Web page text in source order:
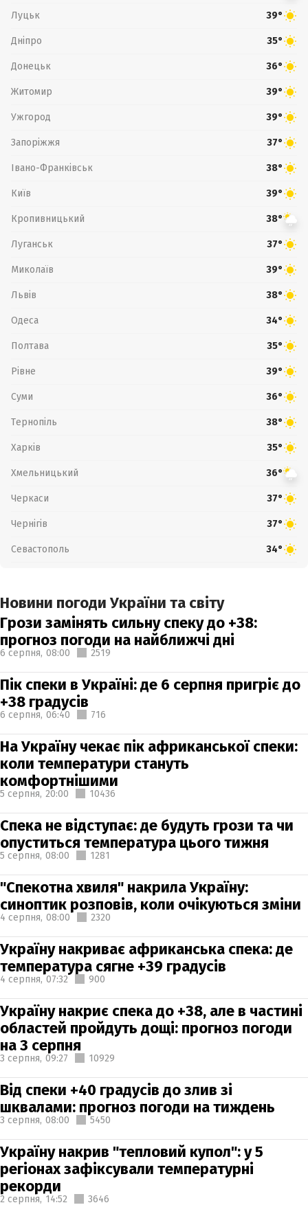
Луцьк 39°
Дніпро 35°
Донецьк 36°
Житомир 39°
Ужгород 39°
Запоріжжя 37°
Івано-Франківськ 38°
Київ 39°
Кропивницький 38°
Луганськ 37°
Миколаїв 39°
Львів 38°
Одеса 34°
Полтава 35°
Рівне 39°
Суми 36°
Тернопіль 38°
Харків 35°
Хмельницький 36°
Черкаси 37°
Чернігів 37°
Севастополь 34°
Новини погоди України та світу
Грози замінять сильну спеку до +38:
прогноз погоди на найближчі дні
6 серпня, 08:00 2519
Пік спеки в Україні: де 6 серпня пригріє до
+38 градусів
6 серпня, 06:40 716
На Україну чекає пік африканської спеки:
коли температури стануть
комфортнішими
5 серпня, 20:00 10436
Спека не відступає: де будуть грози та чи
опуститься температура цього тижня
5 серпня, 08:00 1281
"Спекотна хвиля" накрила Україну:
синоптик розповів, коли очікуються зміни
4 серпня, 08:00 2320
Україну накриває африканська спека: де
температура сягне +39 градусів
4 серпня, 07:32 900
Україну накриє спека до +38, але в частині
областей пройдуть дощі: прогноз погоди
на 3 серпня
3 серпня, 09:27 10929
Від спеки +40 градусів до злив зі
шквалами: прогноз погоди на тиждень
3 серпня, 08:00 5450
Україну накрив "тепловий купол": у 5
регіонах зафіксували температурні
рекорди
2 серпня, 14:52 3646